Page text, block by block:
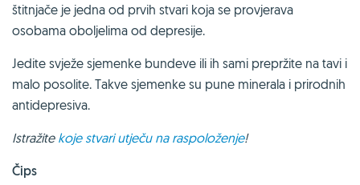
štitnjače je jedna od prvih stvari koja se provjerava
osobama oboljelima od depresije.
Jedite svježe sjemenke bundeve ili ih sami prepržite na tavi i
malo posolite. Takve sjemenke su pune minerala i prirodnih
antidepresiva.
Istražite koje stvari utječu na raspoloženje!
Čips